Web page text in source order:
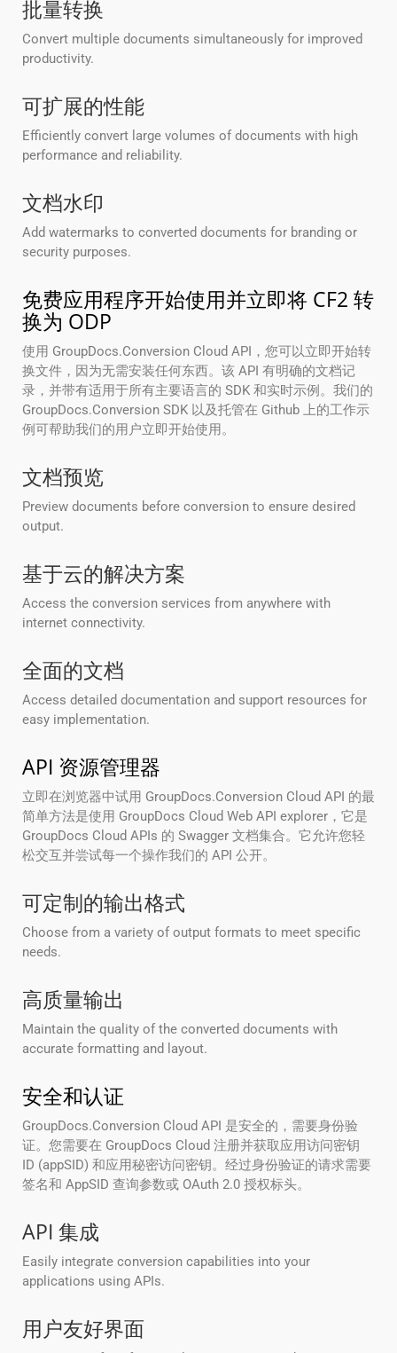
批量转换
Convert multiple documents simultaneously for improved
productivity.
可扩展的性能
Efficiently convert large volumes of documents with high
performance and reliability.
文档水印
Add watermarks to converted documents for branding or
security purposes.
免费应用程序开始使用并立即将 CF2 转
换为 ODP
使用 GroupDocs.Conversion Cloud API，您可以立即开始转
换文件，因为无需安装任何东西。该 API 有明确的文档记
录，并带有适用于所有主要语言的 SDK 和实时示例。我们的
GroupDocs.Conversion SDK 以及托管在 Github 上的工作示
例可帮助我们的用户立即开始使用。
文档预览
Preview documents before conversion to ensure desired
output.
基于云的解决方案
Access the conversion services from anywhere with
internet connectivity.
全面的文档
Access detailed documentation and support resources for
easy implementation.
API 资源管理器
立即在浏览器中试用 GroupDocs.Conversion Cloud API 的最
简单方法是使用 GroupDocs Cloud Web API explorer，它是
GroupDocs Cloud APIs 的 Swagger 文档集合。它允许您轻
松交互并尝试每一个操作我们的 API 公开。
可定制的输出格式
Choose from a variety of output formats to meet specific
needs.
高质量输出
Maintain the quality of the converted documents with
accurate formatting and layout.
安全和认证
GroupDocs.Conversion Cloud API 是安全的，需要身份验
证。您需要在 GroupDocs Cloud 注册并获取应用访问密钥
ID (appSID) 和应用秘密访问密钥。经过身份验证的请求需要
签名和 AppSID 查询参数或 OAuth 2.0 授权标头。
API 集成
Easily integrate conversion capabilities into your
applications using APIs.
用户友好界面